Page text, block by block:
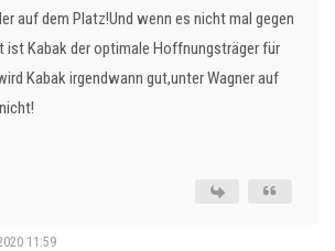
auf dem Platz!Und wenn es nicht mal gegen
Kabak der optimale Hoffnungsträger für
Kabak irgendwann gut,unter Wagner auf
11:59